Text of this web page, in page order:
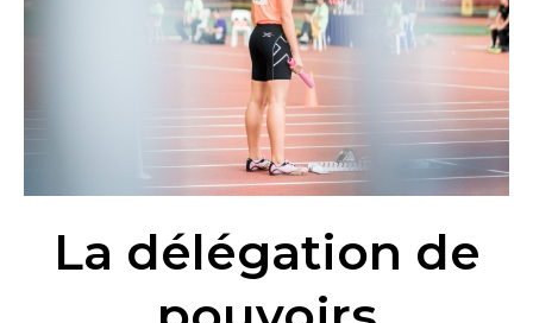
La délégation de
pouvoirs